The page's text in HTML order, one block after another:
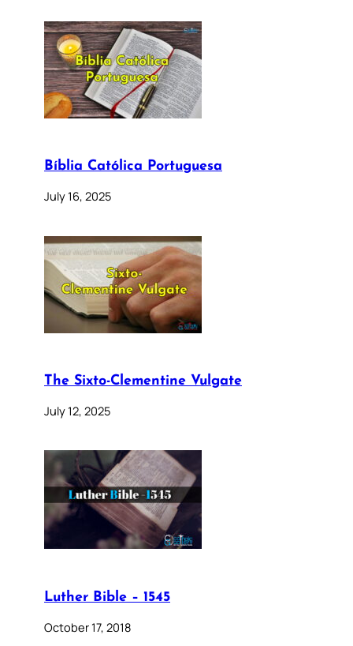
Bíblia Católica Portuguesa
July 16, 2025
The Sixto-Clementine Vulgate
July 12, 2025
Luther Bible – 1545
October 17, 2018